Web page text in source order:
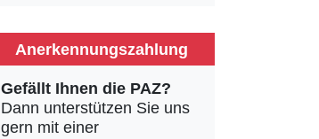
Anerkennungszahlung
Gefällt Ihnen die PAZ?
Dann unterstützen Sie uns
gern mit einer